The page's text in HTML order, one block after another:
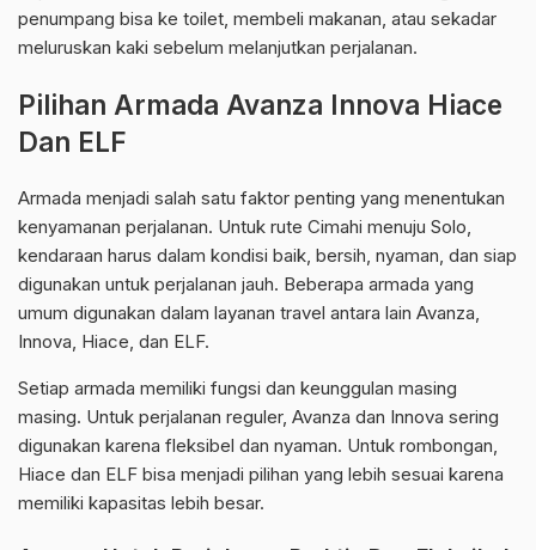
penumpang bisa ke toilet, membeli makanan, atau sekadar
meluruskan kaki sebelum melanjutkan perjalanan.
Pilihan Armada Avanza Innova Hiace
Dan ELF
Armada menjadi salah satu faktor penting yang menentukan
kenyamanan perjalanan. Untuk rute Cimahi menuju Solo,
kendaraan harus dalam kondisi baik, bersih, nyaman, dan siap
digunakan untuk perjalanan jauh. Beberapa armada yang
umum digunakan dalam layanan travel antara lain Avanza,
Innova, Hiace, dan ELF.
Setiap armada memiliki fungsi dan keunggulan masing
masing. Untuk perjalanan reguler, Avanza dan Innova sering
digunakan karena fleksibel dan nyaman. Untuk rombongan,
Hiace dan ELF bisa menjadi pilihan yang lebih sesuai karena
memiliki kapasitas lebih besar.